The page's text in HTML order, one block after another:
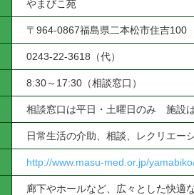
やまびこ苑
〒964-0867福島県二本松市住吉100
0243-22-3618（代）
8:30～17:30（相談窓口）
相談窓口は平日・土曜日のみ 施設
日常生活の介助、相談、レクリエー
http://www.masu-med.or.jp/
廊下やホールなど、広々とした快適